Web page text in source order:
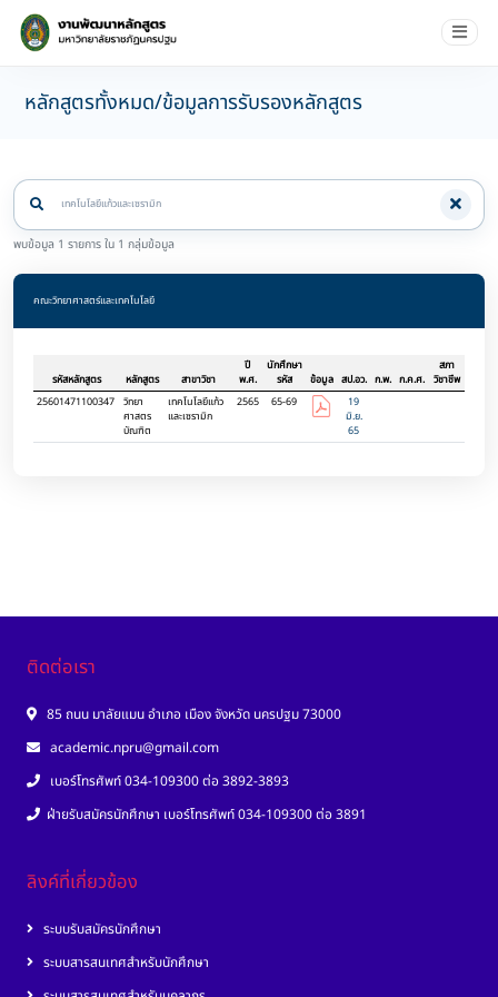
หลักสูตรทั้งหมด/ข้อมูลการรับรองหลักสูตร
พบข้อมูล 1 รายการ ใน 1 กลุ่มข้อมูล
คณะวิทยาศาสตร์และเทคโนโลยี
รหัสหลักสูตร หลักสูตร สาขาวิชา
ปี
พ.ศ.
นักศึกษา
รหัส
ข้อมูล สป.อว. ก.พ. ก.ค.ศ.
สภา
วิชาชีพ
25601471100347 วิทยา
ศาสตร
บัณฑิต
เทคโนโลยีแก้ว
และเซรามิก
2565 65-69
19
มิ.ย.
65
ติดต่อเรา
85 ถนน มาลัยแมน อำเภอ เมือง จังหวัด นครปฐม 73000
academic.npru@gmail.com
เบอร์โทรศัพท์ 034-109300 ต่อ 3892-3893
ฝ่ายรับสมัครนักศึกษา เบอร์โทรศัพท์ 034-109300 ต่อ 3891
ลิงค์ที่เกี่ยวข้อง
ระบบรับสมัครนักศึกษา
ระบบสารสนเทศสำหรับนักศึกษา